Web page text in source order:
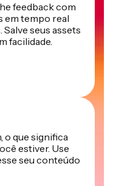
feedback com
em tempo real
seus assets
facilidade.
o que significa
estiver. Use
seu conteúdo